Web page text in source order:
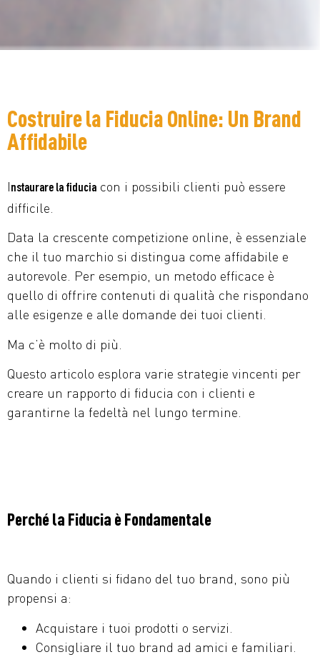
Costruire la Fiducia Online: Un Brand
Affidabile
Instaurare la fiducia con i possibili clienti può essere
difficile.
Data la crescente competizione online, è essenziale
che il tuo marchio si distingua come affidabile e
autorevole. Per esempio, un metodo efficace è
quello di offrire contenuti di qualità che rispondano
alle esigenze e alle domande dei tuoi clienti.
Ma c’è molto di più.
Questo articolo esplora varie strategie vincenti per
creare un rapporto di fiducia con i clienti e
garantirne la fedeltà nel lungo termine.
Perché la Fiducia è Fondamentale
Quando i clienti si fidano del tuo brand, sono più
propensi a:
Acquistare i tuoi prodotti o servizi.
Consigliare il tuo brand ad amici e familiari.